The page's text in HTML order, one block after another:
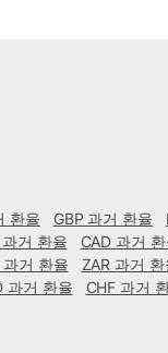
환율 GBP 과거 환율
거 환율
CAD 과거
거 환율
ZAR 과거 환
과거 환율
CHF 과거